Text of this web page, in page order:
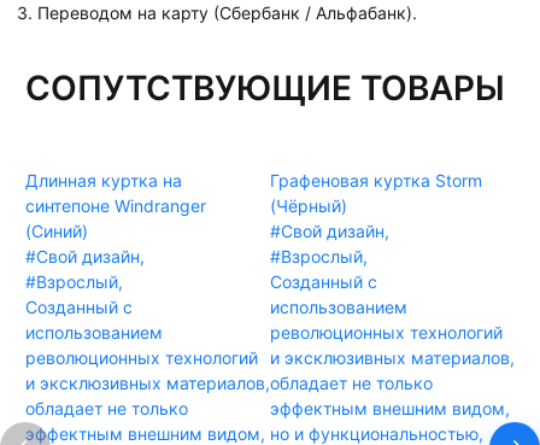
3. Переводом на карту (Сбербанк / Альфабанк).
СОПУТСТВУЮЩИЕ ТОВАРЫ
Длинная куртка на
синтепоне Windranger
(Синий)
#Свой дизайн,
#Взрослый,
Созданный с
использованием
революционных технологий
и эксклюзивных материалов,
обладает не только
эффектным внешним видом,
Графеновая куртка Storm
(Чёрный)
#Свой дизайн,
#Взрослый,
Созданный с
использованием
революционных технологий
и эксклюзивных материалов,
обладает не только
эффектным внешним видом,
но и функциональностью,